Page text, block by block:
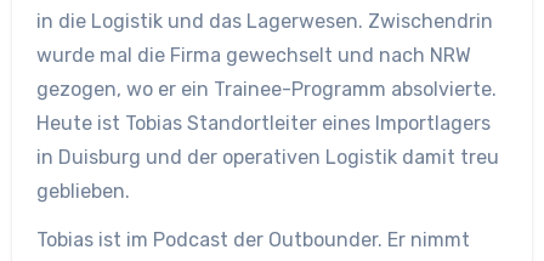
in die Logistik und das Lagerwesen. Zwischendrin
wurde mal die Firma gewechselt und nach NRW
gezogen, wo er ein Trainee-Programm absolvierte.
Heute ist Tobias Standortleiter eines Importlagers
in Duisburg und der operativen Logistik damit treu
geblieben.
Tobias ist im Podcast der Outbounder. Er nimmt